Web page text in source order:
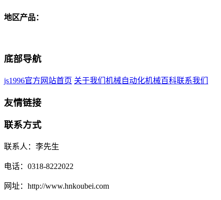
地区产品：
底部导航
js1996官方网站首页 关于我们 机械自动化机械百科联系我们
友情链接
联系方式
联系人：李先生
电话：0318-8222022
网址：http://www.hnkoubei.com